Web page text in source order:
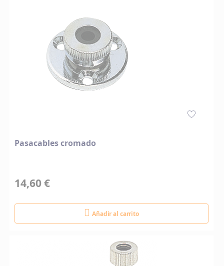
Pasacables cromado
14,60 €
Añadir al carrito